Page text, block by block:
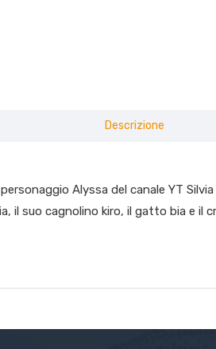
Descrizione
Alyssa del canale YT
il suo cagnolino kiro, il gatto bia e il